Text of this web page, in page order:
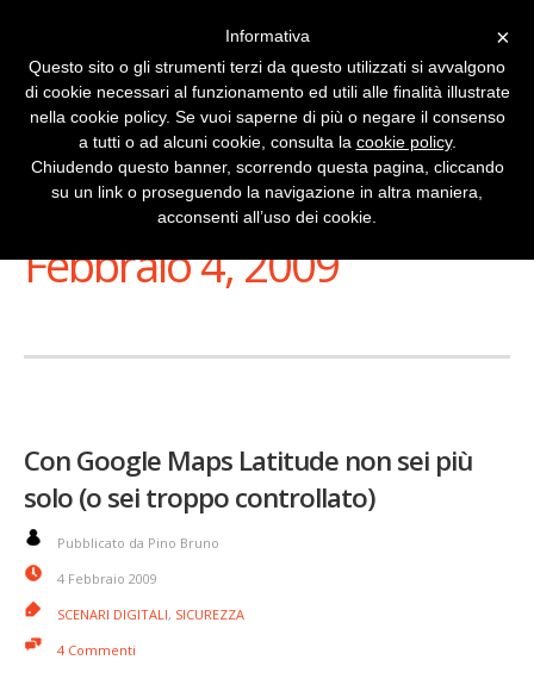
Stai Visualizzando
Febbraio 4, 2009
Con Google Maps Latitude non sei più
solo (o sei troppo controllato)
Pubblicato da Pino Bruno
4 Febbraio 2009
SCENARI DIGITALI, SICUREZZA
4 Commenti
×
Informativa
Questo sito o gli strumenti terzi da questo utilizzati si avvalgono
di cookie necessari al funzionamento ed utili alle finalità illustrate
nella cookie policy. Se vuoi saperne di più o negare il consenso
a tutti o ad alcuni cookie, consulta la cookie policy.
Chiudendo questo banner, scorrendo questa pagina, cliccando
su un link o proseguendo la navigazione in altra maniera,
acconsenti all’uso dei cookie.